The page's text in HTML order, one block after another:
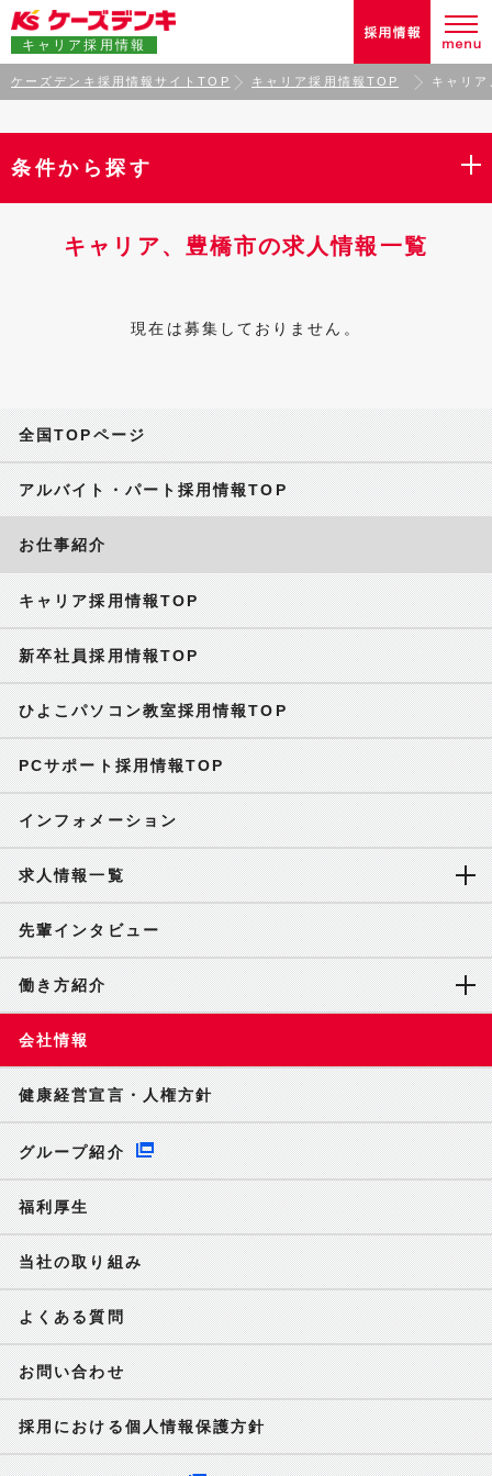
キャリア採用情報
ケーズデンキ採用情報サイトTOP キャリア採用情報TOP キャリ
条件から探す
キャリア、豊橋市の求人情報一覧
現在は募集しておりません。
全国TOPページ
アルバイト・パート採用情報TOP
お仕事紹介
キャリア採用情報TOP
新卒社員採用情報TOP
ひよこパソコン教室採用情報TOP
PCサポート採用情報TOP
インフォメーション
求人情報一覧
先輩インタビュー
働き方紹介
会社情報
健康経営宣言・人権方針
グループ紹介
福利厚生
当社の取り組み
よくある質問
お問い合わせ
採用における個人情報保護方針